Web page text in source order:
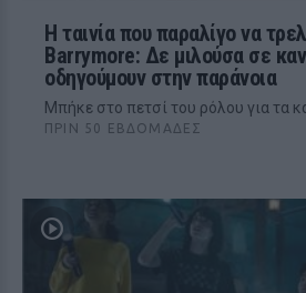
Η ταινία που παραλίγο να
Barrymore: Δε μιλούσα σε
οδηγούμουν στην παράνοια
Μπήκε στο πετσί του ρόλου για τα
ΠΡΙΝ 50 ΕΒΔΟΜΆΔΕΣ